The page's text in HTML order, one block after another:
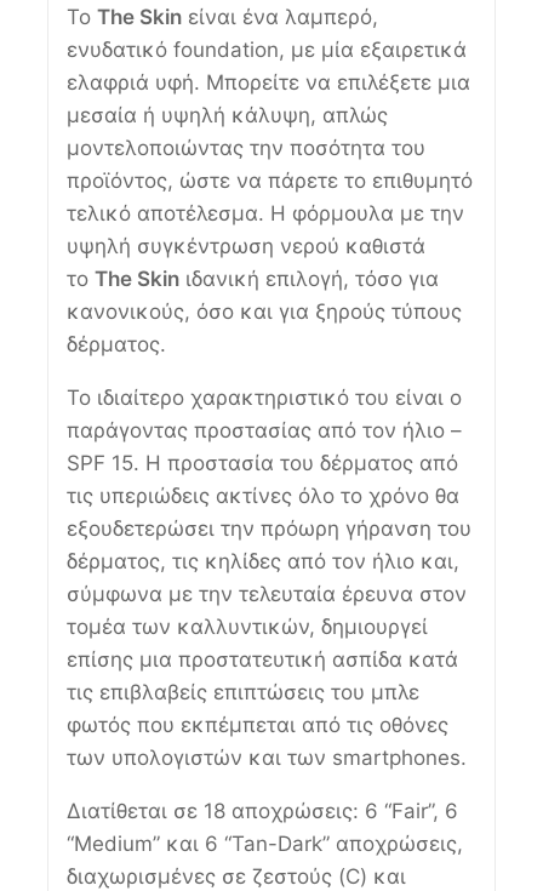
Το The Skin είναι ένα λαμπερό,
ενυδατικό foundation, με μία εξαιρετικά
ελαφριά υφή. Μπορείτε να επιλέξετε μια
μεσαία ή υψηλή κάλυψη, απλώς
μοντελοποιώντας την ποσότητα του
προϊόντος, ώστε να πάρετε το επιθυμητό
τελικό αποτέλεσμα. Η φόρμουλα με την
υψηλή συγκέντρωση νερού καθιστά
το The Skin ιδανική επιλογή, τόσο για
κανονικούς, όσο και για ξηρούς τύπους
δέρματος.
Το ιδιαίτερο χαρακτηριστικό του είναι ο
παράγοντας προστασίας από τον ήλιο –
SPF 15. Η προστασία του δέρματος από
τις υπεριώδεις ακτίνες όλο το χρόνο θα
εξουδετερώσει την πρόωρη γήρανση του
δέρματος, τις κηλίδες από τον ήλιο και,
σύμφωνα με την τελευταία έρευνα στον
τομέα των καλλυντικών, δημιουργεί
επίσης μια προστατευτική ασπίδα κατά
τις επιβλαβείς επιπτώσεις του μπλε
φωτός που εκπέμπεται από τις οθόνες
των υπολογιστών και των smartphones.
Διατίθεται σε 18 αποχρώσεις: 6 “Fair”, 6
“Medium” και 6 “Tan-Dark” αποχρώσεις,
διαχωρισμένες σε ζεστούς (C) και